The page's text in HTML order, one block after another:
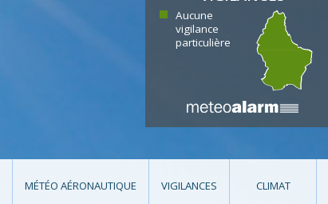
Aucune
vigilance
particulière
MÉTÉO AÉRONAUTIQUE VIGILANCES CLIMAT